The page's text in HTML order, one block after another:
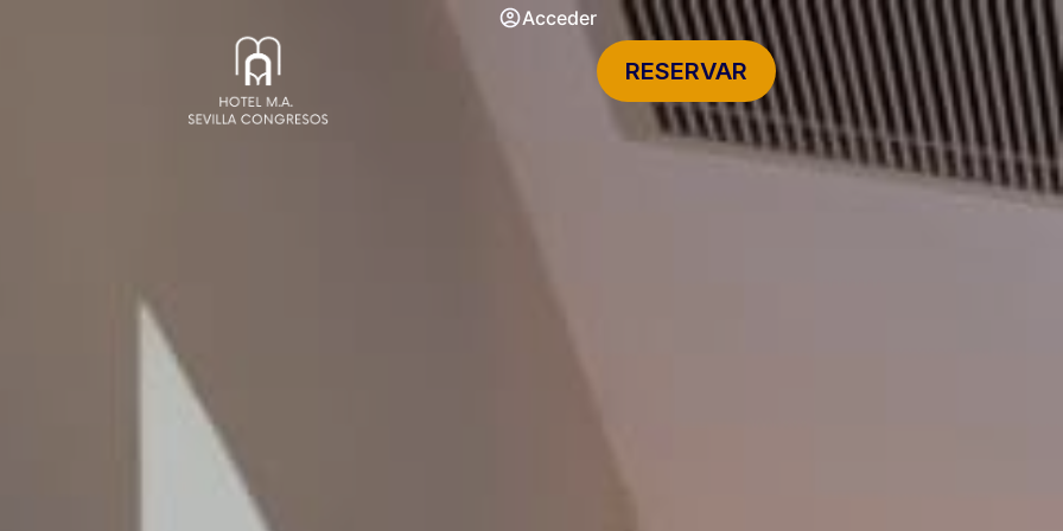
Acceder
RESERVAR